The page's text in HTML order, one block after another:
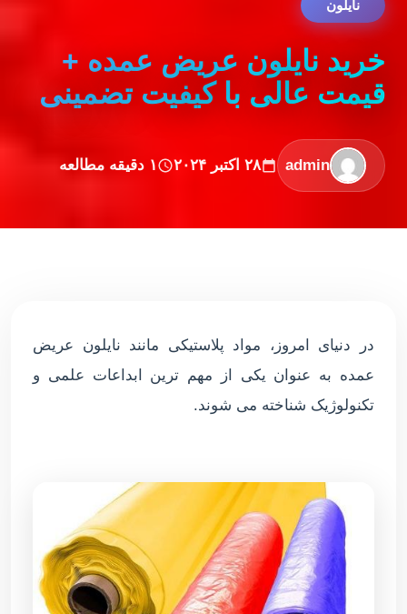
نایلون
خرید نایلون عریض عمده +
قیمت عالی با کیفیت تضمینی
admin ۲۸ اکتبر ۲۰۲۴ ۱ دقیقه مطالعه
در دنیای امروز، مواد پلاستیکی مانند نایلون عریض
عمده به عنوان یکی از مهم ترین ابداعات علمی و
تکنولوژیک شناخته می شوند.